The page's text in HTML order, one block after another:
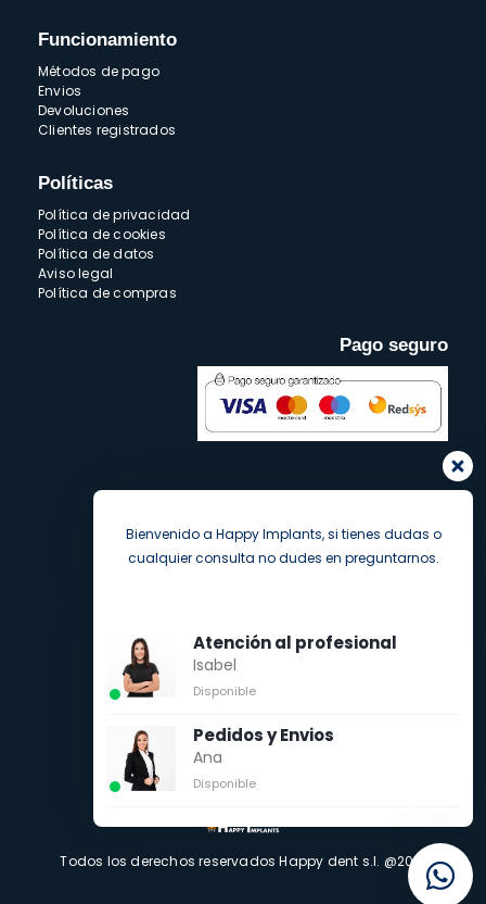
Funcionamiento
Métodos de pago
Envios
Devoluciones
Clientes registrados
Políticas
Política de privacidad
Política de cookies
Política de datos
Aviso legal
Política de compras
Pago seguro
Todos los derechos reservados Happy dent s.l. @2021
Bienvenido a Happy Implants, si tienes dudas o
cualquier consulta no dudes en preguntarnos.
Atención al profesional
Isabel
Disponible
Pedidos y Envios
Ana
Disponible